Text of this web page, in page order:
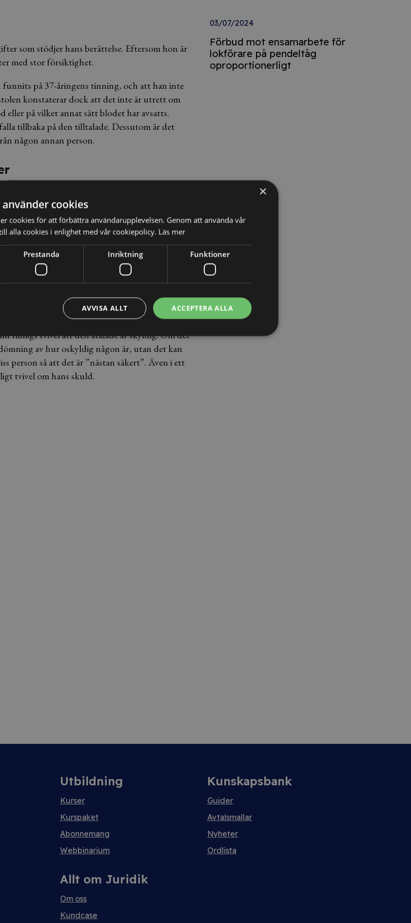
som stödjer hans berättelse. Eftersom hon är
med stor försiktighet.
på 37-åringens tinning, och att han inte
konstaterar dock att det inte är utrett om
på vilket annat sätt blodet har avsatts.
tillbaka på den tilltalade. Dessutom är det
någon annan person.
har heller påträffats på hans kläder eller
att det framstår som osannolikt att
Övriga vittnesuppgifter har också gjort att det
att utföra gärningen som påståtts. Mot denna
att 37-åringen är skyldig, och han frias därför.
rimligt tvivel att den åtalade är skyldig. Om det
av hur oskyldig någon är, utan det kan
person så att det är ”nästan säkert”. Även i ett
tvivel om hans skuld.
03/07/2024
Förbud mot ensamarbete för
lokförare på pendeltåg
oproportionerligt
Utbildning
Kurser
Kurspaket
Abonnemang
Webbinarium
Kunskapsbank
Guider
Avtalsmallar
Nyheter
Ordlista
Allt om Juridik
Om oss
Kundcase
×
cookies
cookies för att förbättra användarupplevelsen. Genom att använda vår
alla cookies i enlighet med vår cookiepolicy. Läs mer
Prestanda Inriktning Funktioner
ACCEPTERA ALLA
AVVISA ALLT